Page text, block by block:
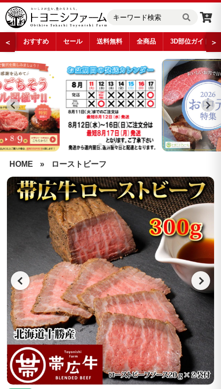
＜ おすすめ セール 送料無料 全商品 3D部位ガイド ＞
HOME » ローストビーフ